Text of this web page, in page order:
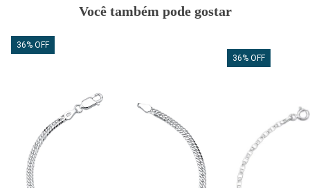
Você também pode gostar
36% OFF
36% OFF